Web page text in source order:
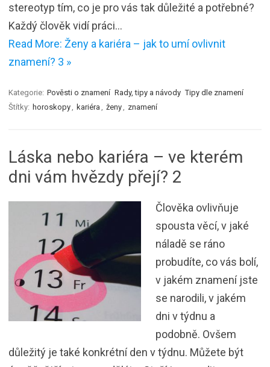
stereotyp tím, co je pro vás tak důležité a potřebné?
Každý člověk vidí práci…
Read More: Ženy a kariéra – jak to umí ovlivnit
znamení? 3 »
Kategorie: Pověsti o znamení Rady, tipy a návody Tipy dle znamení
Štítky: horoskopy kariéra ženy znamení
Láska nebo kariéra – ve kterém
dni vám hvězdy přejí? 2
Člověka ovlivňuje
spousta věcí, v jaké
náladě se ráno
probudíte, co vás bolí,
v jakém znamení jste
se narodili, v jakém
dni v týdnu a
podobně. Ovšem
důležitý je také konkrétní den v týdnu. Můžete být